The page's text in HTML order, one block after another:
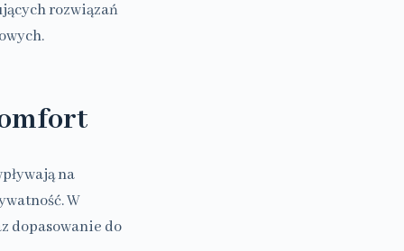
rozwiązań
na
W
dopasowanie do